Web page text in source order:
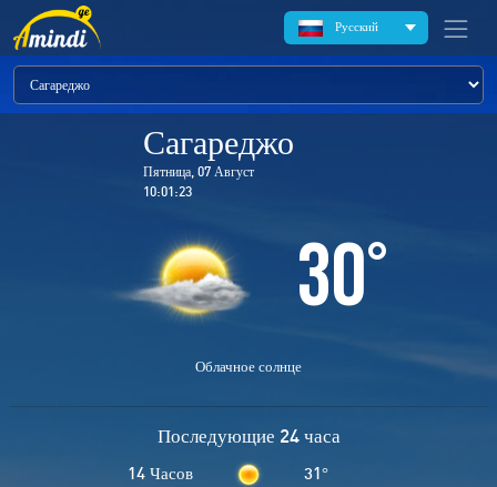
Русский
Сагареджо
Пятница, 07 Август
10:01:23
30°
Облачное солнце
Последующие 24 часа
14 Часов 31°